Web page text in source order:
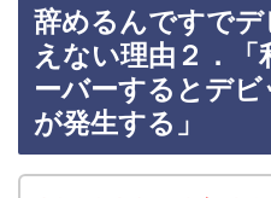
辞めるんですで
えない理由２．「
ーバーするとデ
が発生する」